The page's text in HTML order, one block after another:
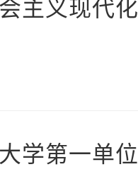
主义现代
学第一单